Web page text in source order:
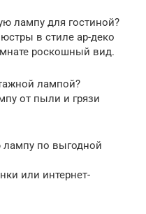
лампу для гостиной?
в стиле ар-деко
роскошный вид.
лампой?
от пыли и грязи
лампу по выгодной
или интернет-